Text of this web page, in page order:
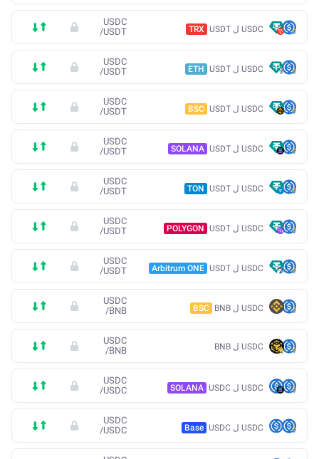
USDC ل USDT TRX
USDC
/USDT
USDC ل USDT ETH
USDC
/USDT
USDC ل USDT BSC
USDC
/USDT
USDC ل USDT SOLANA
USDC
/USDT
USDC ل USDT TON
USDC
/USDT
USDC ل USDT POLYGON
USDC
/USDT
USDC ل USDT Arbitrum ONE
USDC
/USDT
USDC ل BNB BSC
USDC
/BNB
USDC ل BNB
USDC
/BNB
USDC ل USDC SOLANA
USDC
/USDC
USDC ل USDC Base
USDC
/USDC